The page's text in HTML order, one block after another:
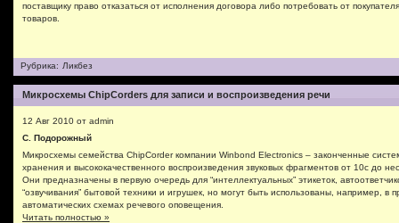
поставщику право отказаться от исполнения договора либо потребовать от
товаров.
Рубрика: Ликбез
Микросхемы ChipCorders для записи и воспроизведения речи
12 Авг 2010 от admin
С. Подорожный
Микросхемы семейства ChipCorder компании Winbond Electronics – законченные
хранения и высококачественного воспроизведения звуковых фрагментов от 10с до
Они предназначены в первую очередь для “интеллектуальных” этикеток,
“озвучивания” бытовой техники и игрушек, но могут быть использованы, например, в
автоматических схемах речевого оповещения.
Читать полностью »